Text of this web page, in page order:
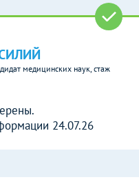
медицинских наук, стаж
24.07.26